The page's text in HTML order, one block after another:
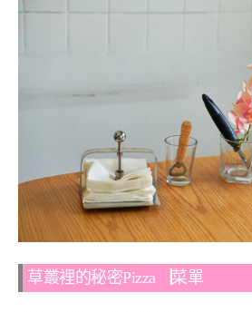
草叢裡的秘密Pizza▕菜單